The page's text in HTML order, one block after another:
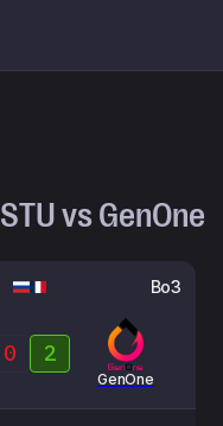
vs GenOne
Bo3
0 2
GenOne